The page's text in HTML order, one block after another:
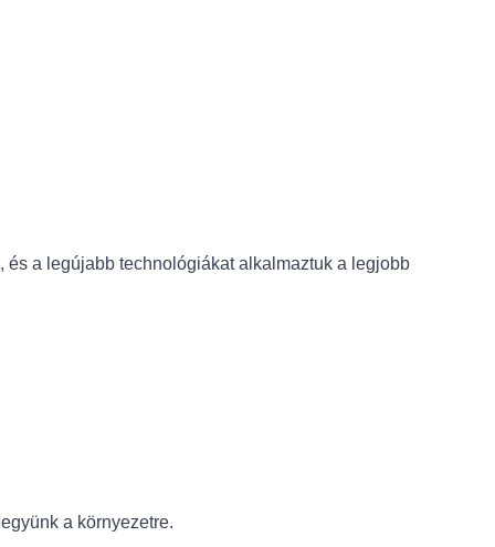
és a legújabb technológiákat alkalmaztuk a legjobb
a környezetre.